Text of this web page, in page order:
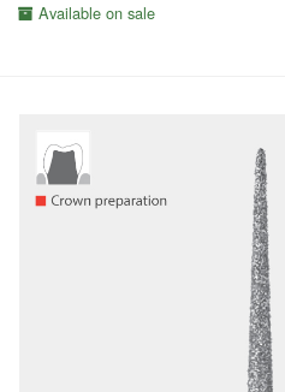
Available on sale